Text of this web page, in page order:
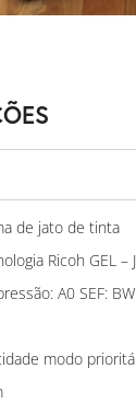
de jato de tinta
Ricoh GEL –
A0 SEF:
modo